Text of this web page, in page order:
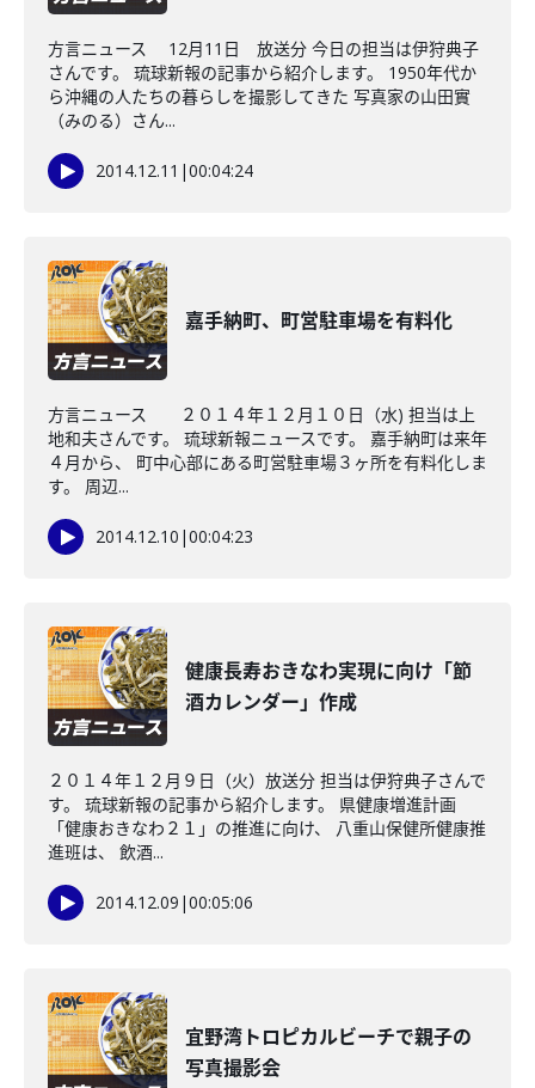
方言ニュース 12月11日 放送分 今日の担当は伊狩典子
さんです。 琉球新報の記事から紹介します。 1950年代か
ら沖縄の人たちの暮らしを撮影してきた 写真家の山田實
（みのる）さん...
2014.12.11 |00:04:24
嘉手納町、町営駐車場を有料化
方言ニュース ２０１４年１２月１０日（水) 担当は上
地和夫さんです。 琉球新報ニュースです。 嘉手納町は来年
４月から、 町中心部にある町営駐車場３ヶ所を有料化しま
す。 周辺...
2014.12.10 |00:04:23
健康長寿おきなわ実現に向け「節
酒カレンダー」作成
２０１４年１２月９日（火）放送分 担当は伊狩典子さんで
す。 琉球新報の記事から紹介します。 県健康増進計画
「健康おきなわ２１」の推進に向け、 八重山保健所健康推
進班は、 飲酒...
2014.12.09 |00:05:06
宜野湾トロピカルビーチで親子の
写真撮影会